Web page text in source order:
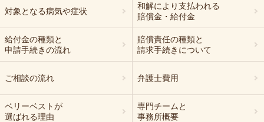
対象となる病気や症状
和解により支払われる
賠償金・給付金
給付金の種類と
申請手続きの流れ
賠償責任の種類と
請求手続きについて
ご相談の流れ 弁護士費用
ベリーベストが
選ばれる理由
専門チームと
事務所概要